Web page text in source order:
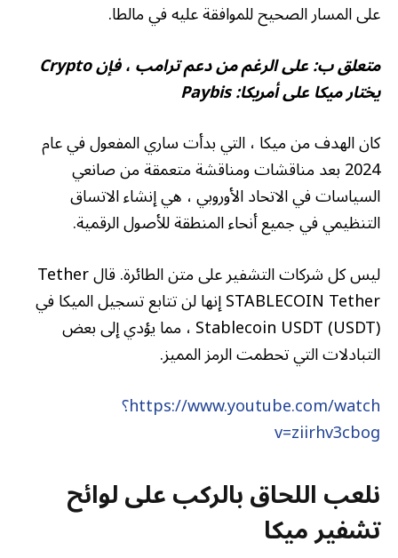
على المسار الصحيح للموافقة عليه في مالطا.
متعلق ب:
على الرغم من دعم ترامب ، فإن Crypto
يختار ميكا على أمريكا: Paybis
كان الهدف من ميكا ، التي بدأت ساري المفعول في عام
2024 بعد مناقشات ومناقشة متعمقة من صانعي
السياسات في الاتحاد الأوروبي ، هي إنشاء الاتساق
التنظيمي في جميع أنحاء المنطقة للأصول الرقمية.
ليس كل شركات التشفير على متن الطائرة. قال Tether
STABLECOIN Tether إنها لن تتابع تسجيل الميكا في
Stablecoin USDT (USDT) ، مما يؤدي إلى بعض
التبادلات التي تحطمت الرمز المميز.
https://www.youtube.com/watch؟
v=ziirhv3cbog
نلعب اللحاق بالركب على لوائح
تشفير ميكا